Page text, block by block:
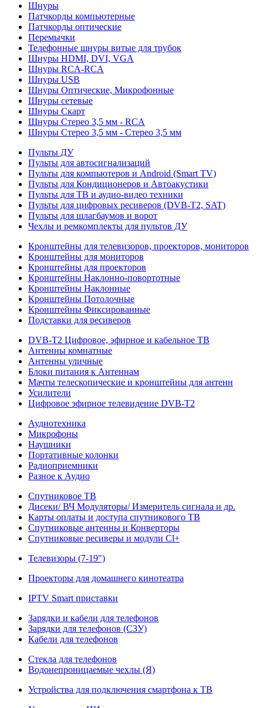
Шнуры
Патчкорды компьютерные
Патчкорды оптические
Перемычки
Телефонные шнуры витые для трубок
Шнуры HDMI, DVI, VGA
Шнуры RCA-RCA
Шнуры USB
Шнуры Оптические, Микрофонные
Шнуры сетевые
Шнуры Скарт
Шнуры Стерео 3,5 мм - RCA
Шнуры Стерео 3,5 мм - Стерео 3,5 мм
Пульты ДУ
Пульты для автосигнализаций
Пульты для компьютеров и Android (Smart TV)
Пульты для Кондиционеров и Автоакустики
Пульты для ТВ и аудио-видео техники
Пульты для цифровых ресиверов (DVB-T2, SAT)
Пульты для шлагбаумов и ворот
Чехлы и ремкомплекты для пультов ДУ
Кронштейны для телевизоров, проекторов, мониторов
Кронштейны для мониторов
Кронштейны для проекторов
Кронштейны Наклонно-повортотные
Кронштейны Наклонные
Кронштейны Потолочные
Кронштейны Фиксированные
Подставки для ресиверов
DVB-T2 Цифровое, эфирное и кабельное ТВ
Антенны комнатные
Антенны уличные
Блоки питания к Антеннам
Мачты телескопические и кронштейны для антенн
Усилители
Цифровое эфирное телевидение DVB-Т2
Аудиотехника
Микрофоны
Наушники
Портативные колонки
Радиоприемники
Разное к Аудио
Спутниковое ТВ
Дисеки/ ВЧ Модуляторы/ Измеритель сигнала и др.
Карты оплаты и доступа спутникового ТВ
Спутниковые антенны и Конверторы
Спутниковые ресиверы и модули Cl+
Телевизоры (7-19")
Проекторы для домашнего кинотеатра
IPTV Smart приставки
Зарядки и кабели для телефонов
Зарядки для телефонов (СЗУ)
Кабели для телефонов
Стекла для телефонов
Водонепроницаемые чехлы (Я)
Устройства для подключения смартфона к ТВ